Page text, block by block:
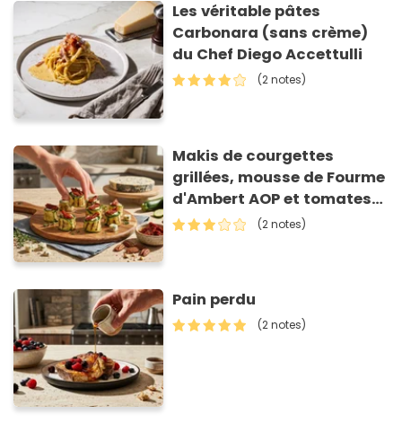
Les véritable pâtes
Carbonara (sans crème)
du Chef Diego Accettulli
(2 notes)
Makis de courgettes
grillées, mousse de Fourme
d'Ambert AOP et tomates
séchées
(2 notes)
Pain perdu
(2 notes)